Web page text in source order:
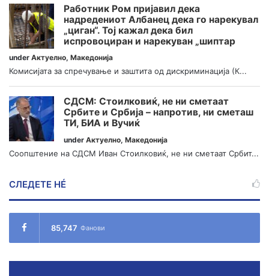
Работник Ром пријавил дека
надредениот Албанец дека го нарекувал
„циган“. Тој кажал дека бил
испровоциран и нарекуван „шиптар
under Актуелно, Македонија
Комисијата за спречување и заштита од дискриминација (К...
СДСМ: Стоилковиќ, не ни сметаат
Србите и Србија – напротив, ни сметаш
ТИ, БИА и Вучиќ
under Актуелно, Македонија
Соопштение на СДСМ Иван Стоилковиќ, не ни сметаат Србит...
СЛЕДЕТЕ НÉ
85,747 Фанови